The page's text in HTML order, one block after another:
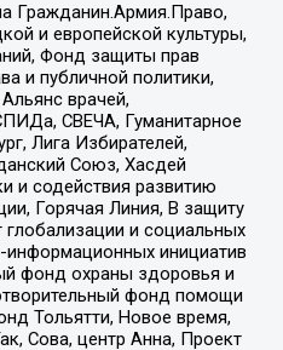
Гражданин.Армия.Право,
и европейской культуры,
Фонд защиты прав
и публичной политики,
врачей,
СВЕЧА, Гуманитарное
Лига Избирателей,
Союз, Хасдей
и содействия развитию
Горячая Линия, В защиту
и социальных
инициатив
фонд охраны здоровья и
фонд помощи
Тольятти, Новое время,
Сова, центр Анна, Проект